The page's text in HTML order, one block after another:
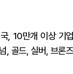
, 10만개 이상 기
, 골드, 실버, 브론